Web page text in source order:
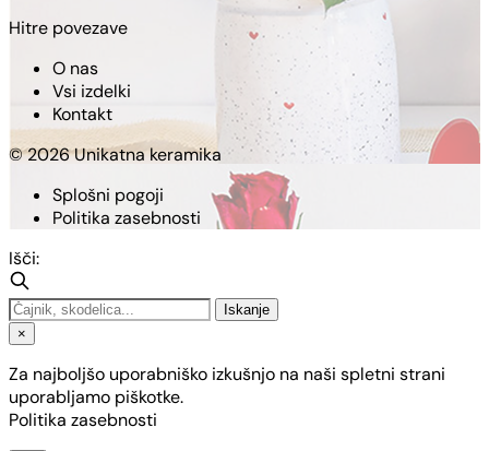
Hitre povezave
O nas
Vsi izdelki
Kontakt
© 2026 Unikatna keramika
Splošni pogoji
Politika zasebnosti
Išči:
Iskanje
×
Za najboljšo uporabniško izkušnjo na naši spletni strani
uporabljamo piškotke.
Politika zasebnosti